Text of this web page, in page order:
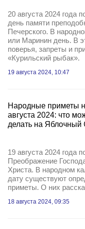
20 августа 2024 года
день памяти
Печерского. В
или Маринин день. В
поверья, запреты и
«Курильский рыбак».
19 августа 2024, 10:47
Народные приметы
августа 2024: что
делать на Яблочный
19 августа 2024 года
Преображение
Христа. В народном
дату существуют
приметы. О них
18 августа 2024, 09:35